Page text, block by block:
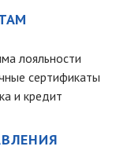
лояльности
сертификаты
и кредит